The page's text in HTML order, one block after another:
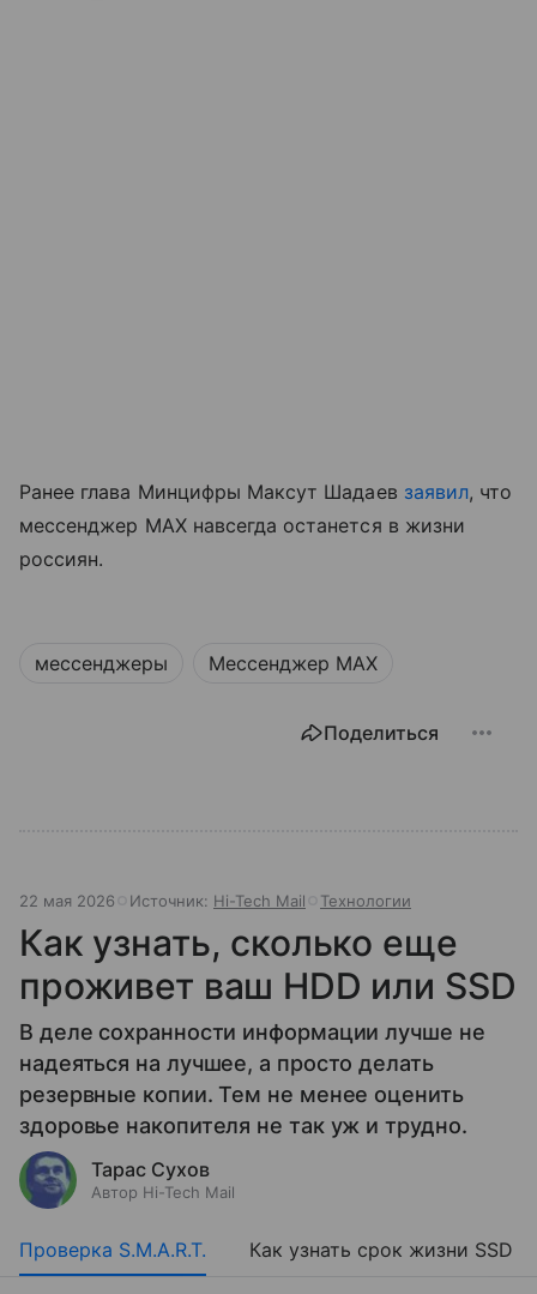
Ранее глава Минцифры Максут Шадаев заявил, что
мессенджер MAX навсегда останется в жизни
россиян.
мессенджеры Мессенджер MAX
Поделиться
22 мая 2026 Источник: Hi-Tech Mail Технологии
Как узнать, сколько еще
проживет ваш HDD или SSD
В деле сохранности информации лучше не
надеяться на лучшее, а просто делать
резервные копии. Тем не менее оценить
здоровье накопителя не так уж и трудно.
Тарас Сухов
Автор Hi-Tech Mail
Проверка S.M.A.R.T. Как узнать срок жизни SSD